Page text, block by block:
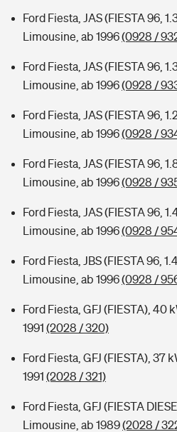
Ford Fiesta, JAS (FIESTA 96,
Limousine, ab 1996(0928 /
Ford Fiesta, JAS (FIESTA 96,
Limousine, ab 1996(0928 /
Ford Fiesta, JAS (FIESTA 96,
Limousine, ab 1996(0928 /
Ford Fiesta, JAS (FIESTA 96,
Limousine, ab 1996(0928 /
Ford Fiesta, JAS (FIESTA 96,
Limousine, ab 1996(0928 /
Ford Fiesta, JBS (FIESTA 96,
Limousine, ab 1996(0928 /
Ford Fiesta, GFJ (FIESTA), 40
1991 (2028 / 320)
Ford Fiesta, GFJ (FIESTA), 37
1991 (2028 / 321)
Ford Fiesta, GFJ (FIESTA
Limousine, ab 1989(2028 /